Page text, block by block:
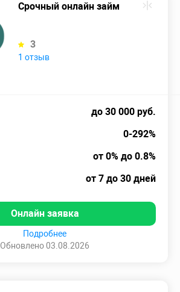
Срочный онлайн займ
3
1 отзыв
до 30 000 руб.
0-292%
от 0% до 0.8%
от 7 до 30 дней
Онлайн заявка
Подробнее
Обновлено 03.08.2026